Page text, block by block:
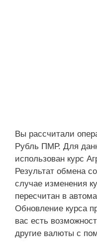
Вы рассчитали
Рубль ПМР. Для
использован курс
Результат обмена
случае изменения
пересчитан в
Обновление курса
вас есть
другие валюты с